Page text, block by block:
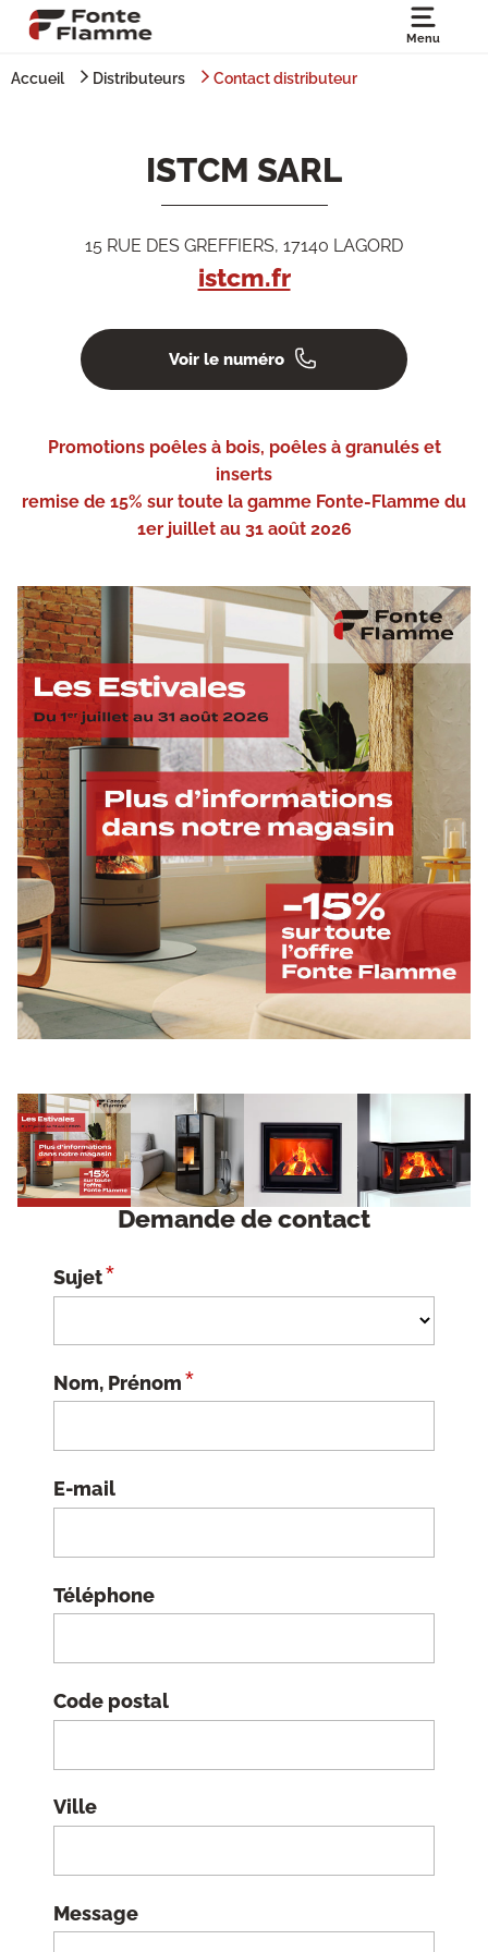
Menu
Accueil Distributeurs Contact distributeur
ISTCM SARL
15 RUE DES GREFFIERS, 17140 LAGORD
istcm.fr
Voir le numéro
Promotions poêles à bois, poêles à granulés et
inserts
remise de 15% sur toute la gamme Fonte-Flamme du
1er juillet au 31 août 2026
Demande de contact
Sujet*
Nom, Prénom*
E-mail
Téléphone
Code postal
Ville
Message